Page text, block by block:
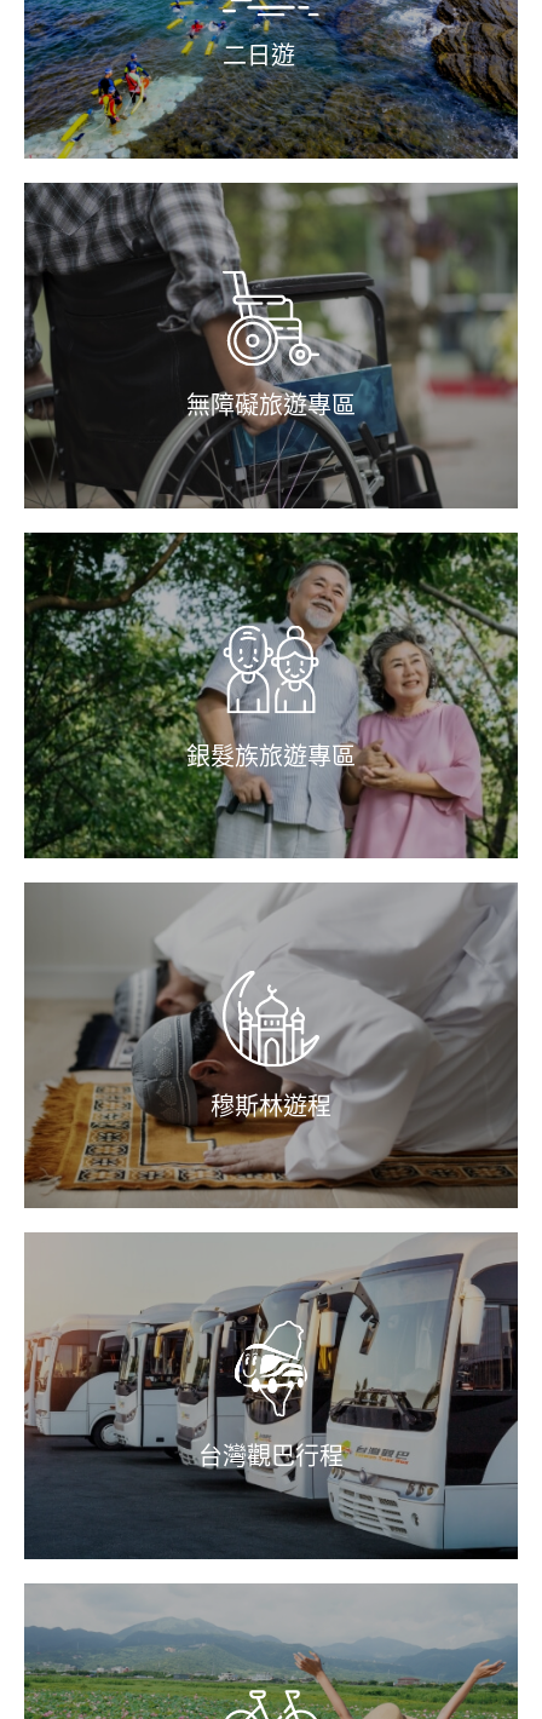
二日遊
無障礙旅遊專區
銀髮族旅遊專區
穆斯林遊程
台灣觀巴行程